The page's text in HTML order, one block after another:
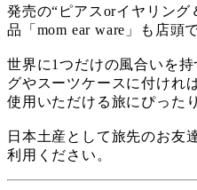
発売の“ピアスorイヤリン
品「mom ear ware」も店頭
世界に1つだけの風合いを
グやスーツケースに付けれ
使用いただける旅にぴった
日本土産として旅先のお友
利用ください。